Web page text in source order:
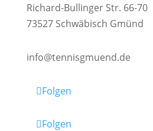
Richard-Bullinger Str. 66-70
73527 Schwäbisch Gmünd
info@tennisgmuend.de
Folgen
Folgen